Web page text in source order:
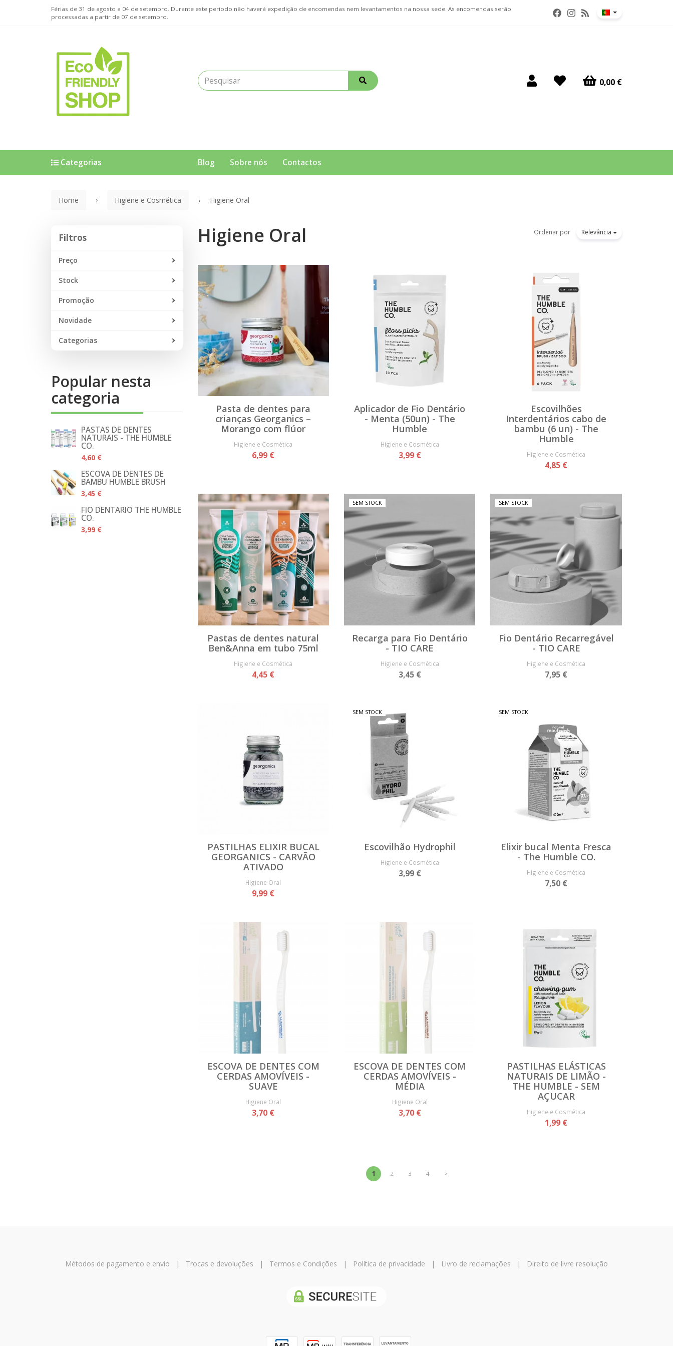
Férias de 31 de agosto a 04 de setembro. Durante este período não haverá expedição de encomendas nem levantamentos na nossa sede. As encomendas serão
processadas a partir de 07 de setembro.
0,00 €
Blog Sobre nós Contactos
Categorias
Home Higiene e Cosmética Higiene Oral
Filtros
Preço
Stock
Promoção
Novidade
Categorias
Popular nesta
categoria
PASTAS DE DENTES
NATURAIS - THE HUMBLE
CO.
4,60 €
ESCOVA DE DENTES DE
BAMBU HUMBLE BRUSH
3,45 €
FIO DENTÁRIO THE HUMBLE
CO.
3,99 €
Higiene Oral Ordenar por Relevância
Pasta de dentes para
crianças Georganics –
Morango com flúor
Higiene e Cosmética
6,99 €
Aplicador de Fio Dentário
- Menta (50un) - The
Humble
Higiene e Cosmética
3,99 €
Escovilhões
Interdentários cabo de
bambu (6 un) - The
Humble
Higiene e Cosmética
4,85 €
Pastas de dentes natural
Ben&Anna em tubo 75ml
Higiene e Cosmética
4,45 €
SEM STOCK
Recarga para Fio Dentário
- TIO CARE
Higiene e Cosmética
3,45 €
SEM STOCK
Fio Dentário Recarregável
- TIO CARE
Higiene e Cosmética
7,95 €
PASTILHAS ELIXIR BUCAL
GEORGANICS - CARVÃO
ATIVADO
Higiene Oral
9,99 €
SEM STOCK
Escovilhão Hydrophil
Higiene e Cosmética
3,99 €
SEM STOCK
Elixir bucal Menta Fresca
- The Humble CO.
Higiene e Cosmética
7,50 €
ESCOVA DE DENTES COM
CERDAS AMOVÍVEIS -
SUAVE
Higiene Oral
3,70 €
ESCOVA DE DENTES COM
CERDAS AMOVÍVEIS -
MÉDIA
Higiene Oral
3,70 €
PASTILHAS ELÁSTICAS
NATURAIS DE LIMÃO -
THE HUMBLE - SEM
AÇUCAR
Higiene e Cosmética
1,99 €
1 2 3 4 >
Métodos de pagamento e envio | Trocas e devoluções | Termos e Condições | Política de privacidade | Livro de reclamações | Direito de livre resolução